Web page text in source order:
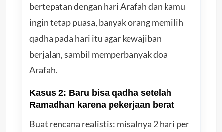
bertepatan dengan hari Arafah dan kamu
ingin tetap puasa, banyak orang memilih
qadha pada hari itu agar kewajiban
berjalan, sambil memperbanyak doa
Arafah.
Kasus 2: Baru bisa qadha setelah
Ramadhan karena pekerjaan berat
Buat rencana realistis: misalnya 2 hari per